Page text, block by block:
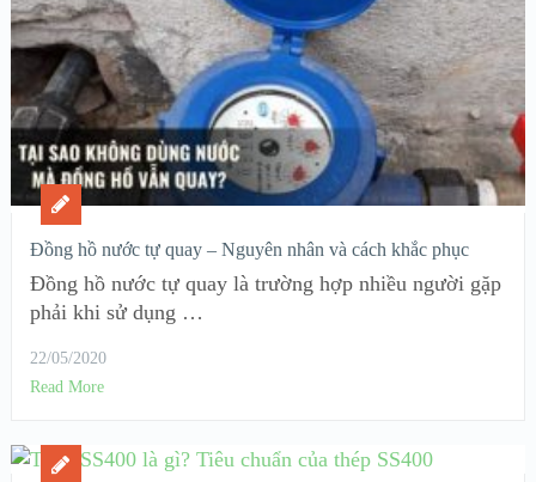
Đồng hồ nước tự quay – Nguyên nhân và cách khắc phục
Đồng hồ nước tự quay là trường hợp nhiều người gặp
phải khi sử dụng …
22/05/2020
Read More